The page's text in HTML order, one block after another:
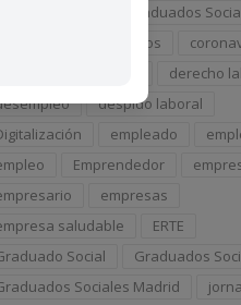
Colegio Graduados
Consejos
derecho
despido laboral
empleado
Emprendedor
empresas
saludable
ERTE
Social
Graduados
Sociales Madrid